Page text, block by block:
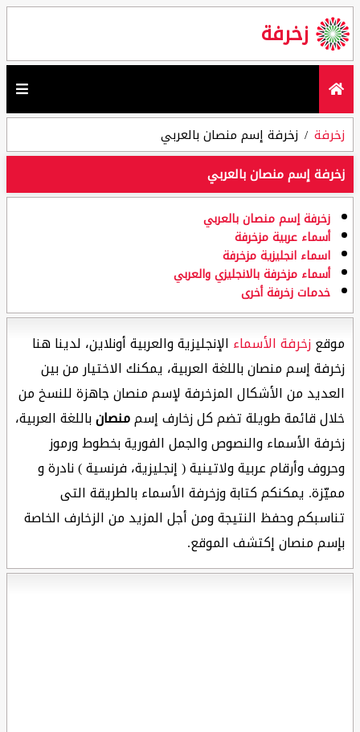
زخرفة
زخرفة
زخرفة إسم منصان بالعربي
زخرفة إسم منصان بالعربي
زخرفة إسم منصان بالعربي
أسماء عربية مزخرفة
اسماء انجليزية مزخرفة
أسماء مزخرفة بالانجليزي والعربي
خدمات زخرفة أخرى
موقعزخرفة الأسماء الإنجليزية والعربية أونلاين، لدينا هنا
زخرفة إسم منصان باللغة العربية، يمكنك الاختيار من بين
العديد من الأشكال المزخرفة لإسم منصان جاهزة للنسخ من
خلال قائمة طويلة تضم كل زخارف إسممنصانباللغة العربية،
زخرفة الأسماء والنصوص والجمل الفورية بخطوط ورموز
وحروف وأرقام عربية ولاتينية ( إنجليزية، فرنسية ) نادرة و
مميّزة. يمكنكم كتابة وزخرفة الأسماء بالطريقة التى
تناسبكم وحفظ النتيجة ومن أجل المزيد من الزخارف الخاصة
بإسم منصان إكتشف الموقع.